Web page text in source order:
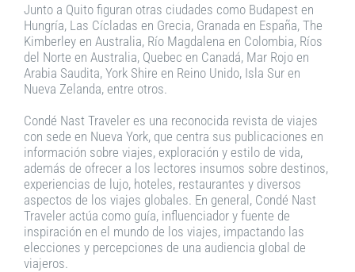
Junto a Quito figuran otras ciudades como Budapest en
Hungría, Las Cícladas en Grecia, Granada en España, The
Kimberley en Australia, Río Magdalena en Colombia, Ríos
del Norte en Australia, Quebec en Canadá, Mar Rojo en
Arabia Saudita, York Shire en Reino Unido, Isla Sur en
Nueva Zelanda, entre otros.
Condé Nast Traveler es una reconocida revista de viajes
con sede en Nueva York, que centra sus publicaciones en
información sobre viajes, exploración y estilo de vida,
además de ofrecer a los lectores insumos sobre destinos,
experiencias de lujo, hoteles, restaurantes y diversos
aspectos de los viajes globales. En general, Condé Nast
Traveler actúa como guía, influenciador y fuente de
inspiración en el mundo de los viajes, impactando las
elecciones y percepciones de una audiencia global de
viajeros.